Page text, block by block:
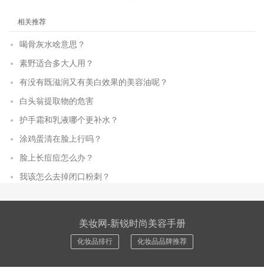
相关推荐
喝骨灰水啥意思？
素野适合多大人用？
有没有既滋润又有美白效果的美容油呢？
白头翁提取物的危害
护手霜和乳液哪个更补水？
涂鸡蛋清在脸上行吗？
脸上长痘痘怎么办？
我该怎么去掉闭口粉刺？
美妆网-新锐时尚美容手册
化妆品排行 化妆品品牌推荐